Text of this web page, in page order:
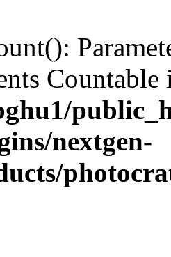
Countable
nextgen-